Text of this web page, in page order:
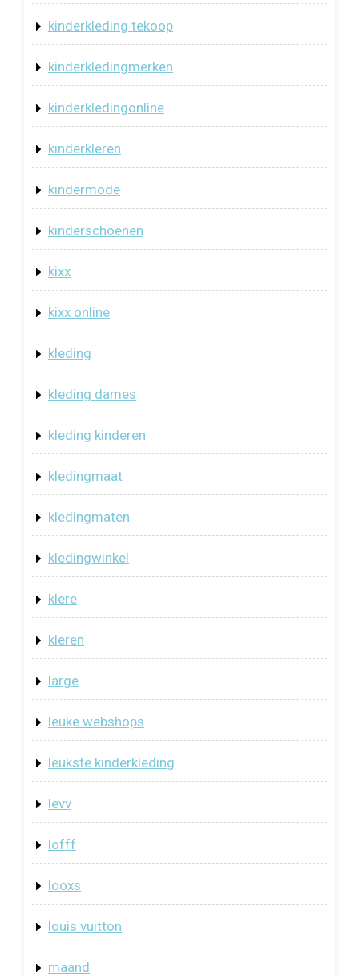
kinderkleding tekoop
kinderkledingmerken
kinderkledingonline
kinderkleren
kindermode
kinderschoenen
kixx
kixx online
kleding
kleding dames
kleding kinderen
kledingmaat
kledingmaten
kledingwinkel
klere
kleren
large
leuke webshops
leukste kinderkleding
levv
lofff
looxs
louis vuitton
maand